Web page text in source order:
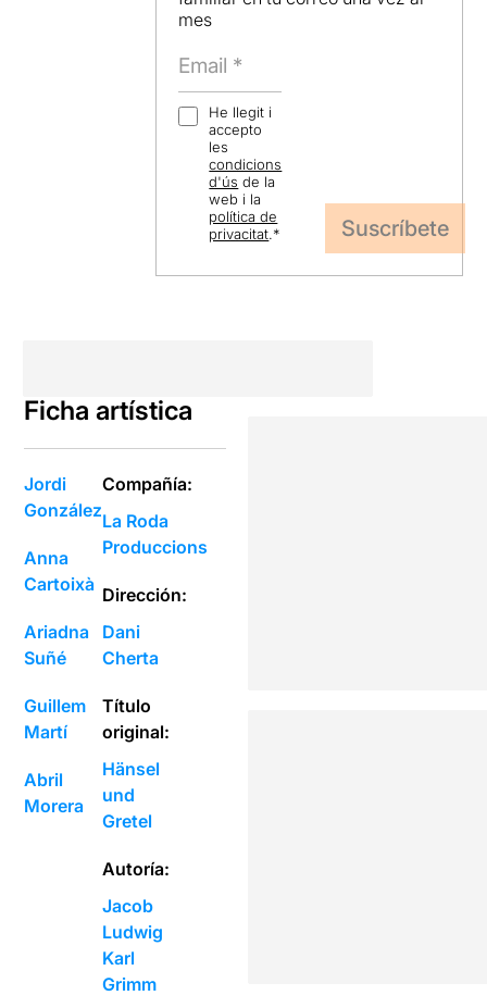
mes
He llegit i
accepto
les
condicions
d'ús de la
web i la
política de
privacitat.*
Ficha artística
Jordi
González
Anna
Cartoixà
Ariadna
Suñé
Guillem
Martí
Abril
Morera
Compañía:
La Roda
Produccions
Dirección:
Dani
Cherta
Título
original:
Hänsel
und
Gretel
Autoría:
Jacob
Ludwig
Karl
Grimm